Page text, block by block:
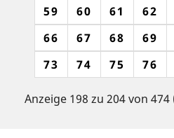
59
60 61 62
66
67 68 69
73
74 75 76
Anzeige 198 zu 204 von 474